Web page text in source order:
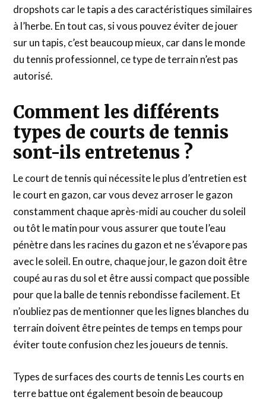
dropshots car le tapis a des caractéristiques similaires
à l’herbe. En tout cas, si vous pouvez éviter de jouer
sur un tapis, c’est beaucoup mieux, car dans le monde
du tennis professionnel, ce type de terrain n’est pas
autorisé.
Comment les différents
types de courts de tennis
sont-ils entretenus ?
Le court de tennis qui nécessite le plus d’entretien est
le court en gazon, car vous devez arroser le gazon
constamment chaque après-midi au coucher du soleil
ou tôt le matin pour vous assurer que toute l’eau
pénètre dans les racines du gazon et ne s’évapore pas
avec le soleil. En outre, chaque jour, le gazon doit être
coupé au ras du sol et être aussi compact que possible
pour que la balle de tennis rebondisse facilement. Et
n’oubliez pas de mentionner que les lignes blanches du
terrain doivent être peintes de temps en temps pour
éviter toute confusion chez les joueurs de tennis.
Types de surfaces des courts de tennis Les courts en
terre battue ont également besoin de beaucoup